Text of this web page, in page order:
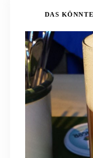
DAS